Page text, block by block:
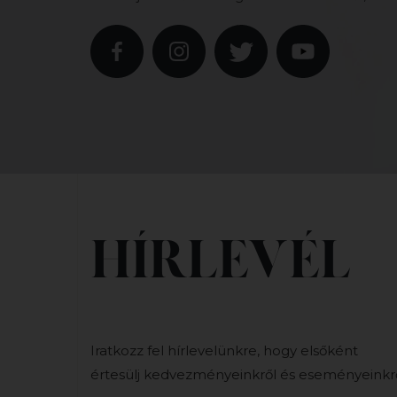
HÍRLEVÉL
Iratkozz fel hírlevelünkre, hogy elsőként
értesülj kedvezményeinkről és